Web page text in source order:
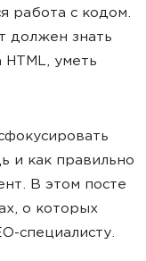
работа с кодом.
должен знать
уметь
и как правильно
В этом посте
о которых
специалисту.